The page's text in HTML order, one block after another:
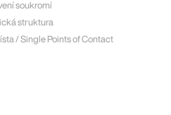
soukromí
struktura
/ Single Points of Contact